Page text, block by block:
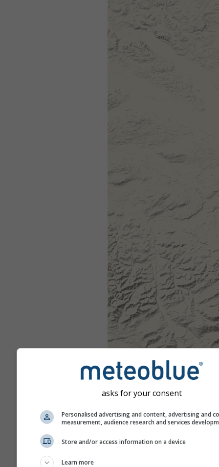
asks for your consent
Personalised advertising and content, advertising and
measurement, audience research and services
Store and/or access information on a device
Learn more